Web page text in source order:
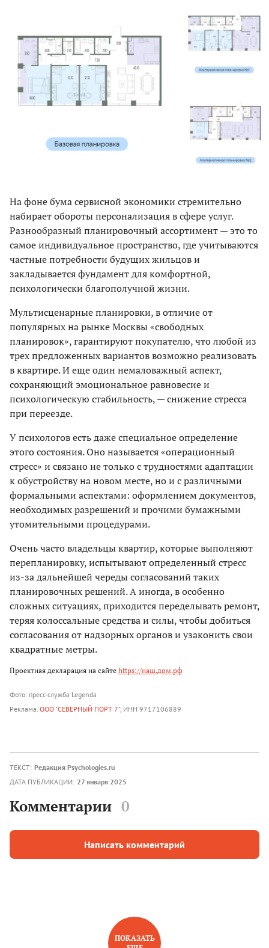
На фоне бума сервисной экономики стремительно
набирает обороты персонализация в сфере услуг.
Разнообразный планировочный ассортимент — это то
самое индивидуальное пространство, где учитываются
частные потребности будущих жильцов и
закладывается фундамент для комфортной,
психологически благополучной жизни.
Мультисценарные планировки, в отличие от
популярных на рынке Москвы «свободных
планировок», гарантируют покупателю, что любой из
трех предложенных вариантов возможно реализовать
в квартире. И еще один немаловажный аспект,
сохраняющий эмоциональное равновесие и
психологическую стабильность, — снижение стресса
при переезде.
У психологов есть даже специальное определение
этого состояния. Оно называется «операционный
стресс» и связано не только с трудностями адаптации
к обустройству на новом месте, но и с различными
формальными аспектами: оформлением документов,
необходимых разрешений и прочими бумажными
утомительными процедурами.
Очень часто владельцы квартир, которые выполняют
перепланировку, испытывают определенный стресс
из-за дальнейшей череды согласований таких
планировочных решений. А иногда, в особенно
сложных ситуациях, приходится переделывать ремонт,
теряя колоссальные средства и силы, чтобы добиться
согласования от надзорных органов и узаконить свои
квадратные метры.
Проектная декларация на сайте https://наш.дом.рф
Фото: пресс-служба Legenda
Реклама. ООО "СЕВЕРНЫЙ ПОРТ 7", ИНН 9717106889
ТЕКСТ: Редакция Psychologies.ru
ДАТА ПУБЛИКАЦИИ: 27 января 2025
Комментарии 0
Написать комментарий
ПОКАЗАТЬ